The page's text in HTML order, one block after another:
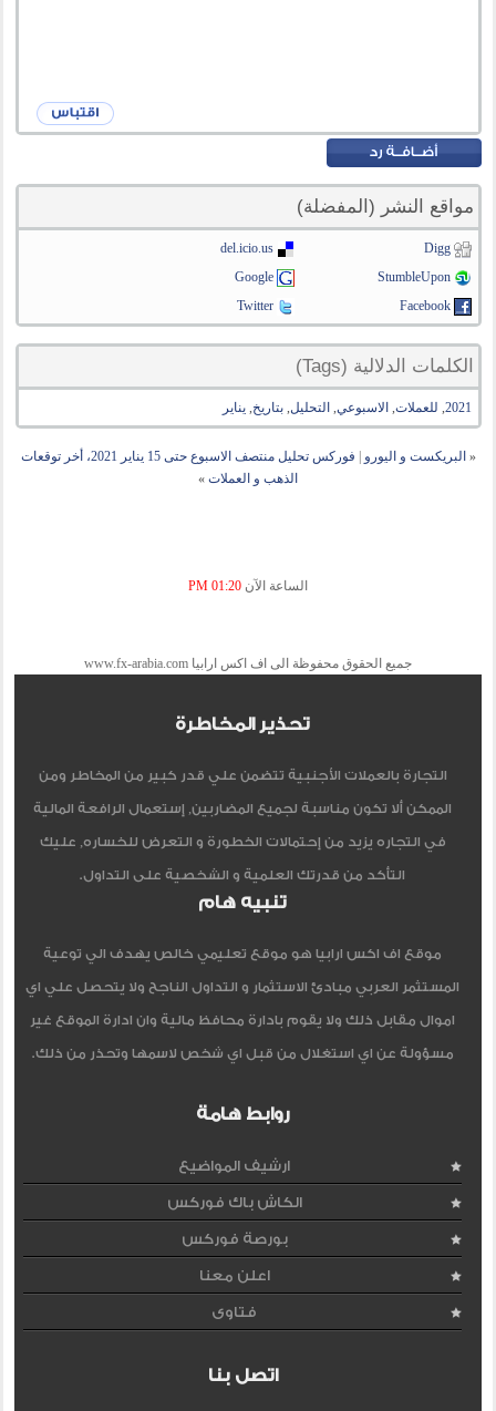
مواقع النشر (المفضلة)
Digg
del.icio.us
StumbleUpon
Google
Facebook
Twitter
الكلمات الدلالية (Tags)
2021
, للعملات, الاسبوعي, التحليل,بتاريخ,يناير
« البريكست و اليورو
فوركس تحليل منتصف الاسبوع حتى 15 يناير 2021، أخر توقعات
الذهب و العملات »
الساعة الآن 01:20 PM
جميع الحقوق محفوظة الى اف اكس ارابيا www.fx-arabia.com
تحذير المخاطرة
التجارة بالعملات الأجنبية تتضمن علي قدر كبير من المخاطر ومن
الممكن ألا تكون مناسبة لجميع المضاربين, إستعمال الرافعة المالية
في التجاره يزيد من إحتمالات الخطورة و التعرض للخساره, عليك
التأكد من قدرتك العلمية و الشخصية على التداول.
تنبيه هام
موقع اف اكس ارابيا هو موقع تعليمي خالص يهدف الي توعية
المستثمر العربي مبادئ الاستثمار و التداول الناجح ولا يتحصل علي اي
اموال مقابل ذلك ولا يقوم بادارة محافظ مالية وان ادارة الموقع غير
مسؤولة عن اي استغلال من قبل اي شخص لاسمها وتحذر من ذلك.
روابط هامة
ارشيف المواضيع
الكاش باك فوركس
بورصة فوركس
اعلن معنا
فتاوى
اتصل بنا